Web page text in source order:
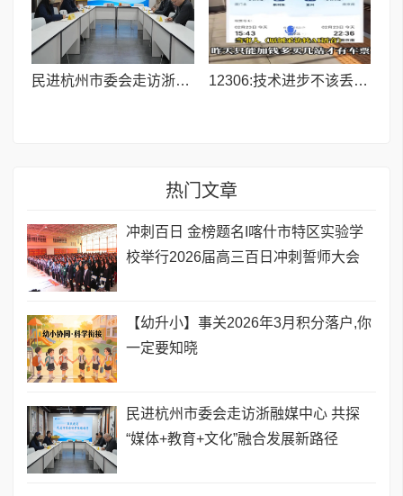
民进杭州市委会走访浙融媒中心 共探“媒体+教育+文化”融合发展新路径 12306:技术进步不该丢了人性温度,别让规则冷了人心
热门文章
​冲刺百日 金榜题名I喀什市特区实验学
校举行2026届高三百日冲刺誓师大会
【幼升小】事关2026年3月积分落户,你
一定要知晓
民进杭州市委会走访浙融媒中心 共探
“媒体+教育+文化”融合发展新路径